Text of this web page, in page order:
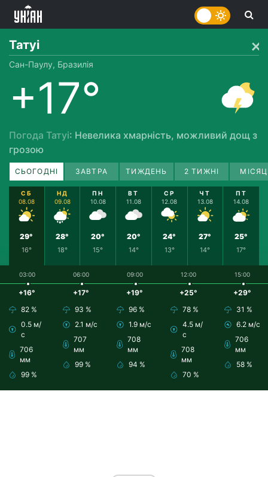
Татуі
Сан-Паулу, Бразилія
+17°
Погода Татуі: Невелика хмарність, можливий дощ з
грозою
СЬОГОДНІ ЗАВТРА ТИЖДЕНЬ 2 ТИЖНІ
СБ
08.08
29°
16°
НД
09.08
28°
18°
ПН
10.08
20°
15°
ВТ
11.08
20°
14°
СР
12.08
24°
13°
ЧТ
13.08
27°
14°
ПТ
14.08
25°
17°
03:00
+16°
82 %
0.5 м/
с
706
мм
99 %
06:00
+17°
93 %
2.1 м/с
707
мм
99 %
09:00
+19°
96 %
1.9 м/с
708
мм
94 %
12:00
+25°
78 %
4.5 м/
с
708
мм
70 %
15:00
+29°
31 %
6.2 м/с
706
мм
58 %